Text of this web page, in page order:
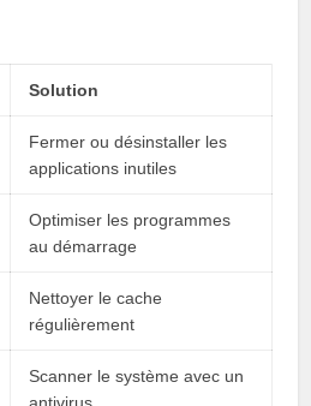
Solution
Fermer ou désinstaller les
applications inutiles
Optimiser les programmes
au démarrage
Nettoyer le cache
régulièrement
Scanner le système avec un
antivirus